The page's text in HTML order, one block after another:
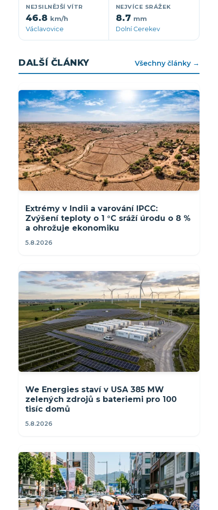
NEJSILNĚJŠÍ VÍTR
46.8 km/h
Václavovice
NEJVÍCE SRÁŽEK
8.7 mm
Dolní Cerekev
DALŠÍ ČLÁNKY Všechny články →
Extrémy v Indii a varování IPCC:
Zvýšení teploty o 1 °C sráží úrodu o 8 %
a ohrožuje ekonomiku
5.8.2026
We Energies staví v USA 385 MW
zelených zdrojů s bateriemi pro 100
tisíc domů
5.8.2026